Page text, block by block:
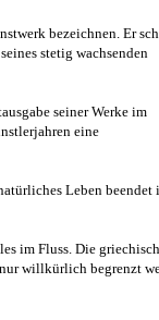
bezeichnen. Er
stetig wachsenden
seiner Werke im
eine
Leben beendet
im Fluss. Die
nur willkürlich begrenzt